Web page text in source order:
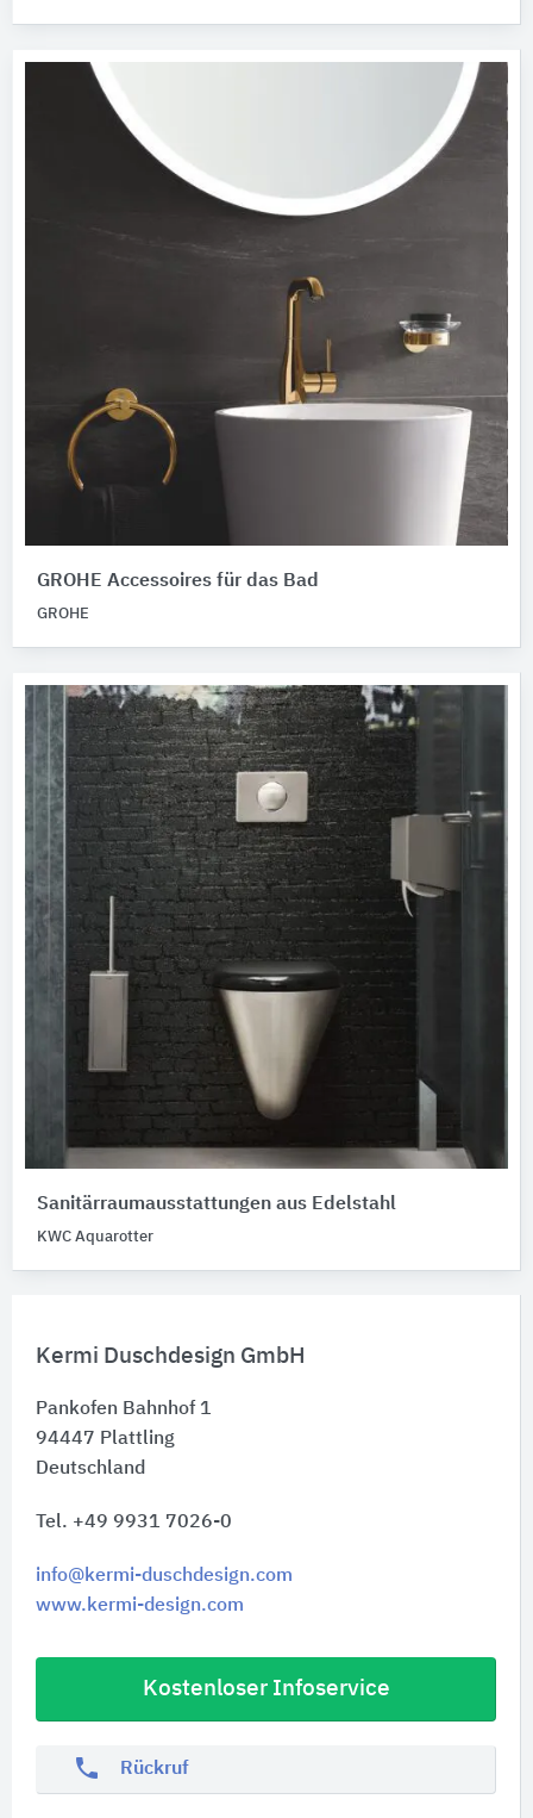
Kermi Duschdesign GmbH
Pankofen Bahnhof 1
94447 Plattling
Deutschland
Tel. +49 9931 7026-0
info@kermi-duschdesign.com
www.kermi-design.com
Kostenloser Infoservice
phone Rückruf
GROHE Accessoires für das Bad
GROHE
Sanitärraumausstattungen aus Edelstahl
KWC Aquarotter